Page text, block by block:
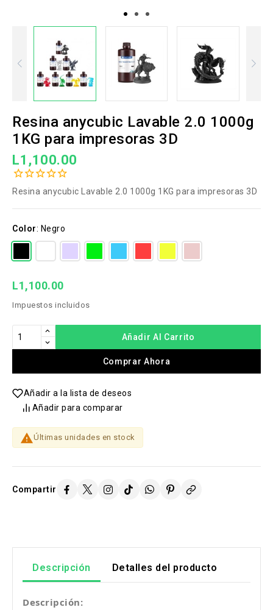
Resina anycubic Lavable 2.0 1000g
1KG para impresoras 3D
L1,100.00
Resina anycubic Lavable 2.0 1000g 1KG para impresoras 3D
Color: Negro
L1,100.00
Impuestos incluidos
Añadir Al Carrito
Comprar Ahora
Añadir a la lista de deseos
Añadir para comparar
Últimas unidades en stock
Compartir
Descripción Detalles del producto
Descripción: